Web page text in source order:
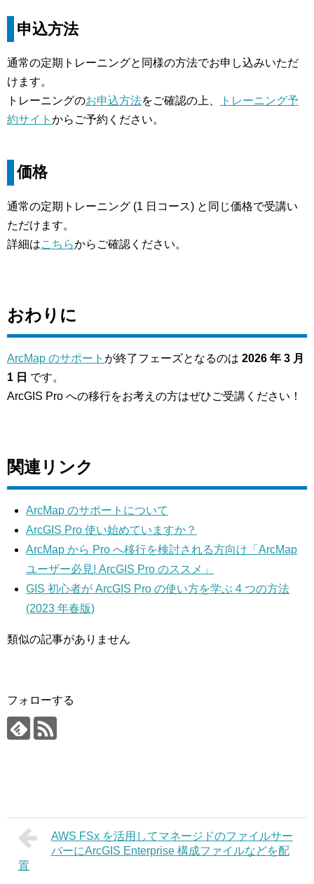
申込方法
通常の定期トレーニングと同様の方法でお申し込みいただ
けます。
トレーニングのお申込方法をご確認の上、
トレーニング予
約サイト からご予約ください。
価格
通常の定期トレーニング (1 日コース) と同じ価格で受講い
ただけます。
詳細はこちらからご確認ください。
おわりに
ArcMap のサポート が終了フェーズとなるのは 2026 年 3 月
1 日 です。
ArcGIS Pro への移行をお考えの方はぜひご受講ください！
関連リンク
ArcMap のサポートについて
ArcGIS Pro 使い始めていますか？
ArcMap から Pro へ移行を検討される方向け「ArcMap
ユーザー必見! ArcGIS Pro のススメ」
GIS 初心者が ArcGIS Pro の使い方を学ぶ 4 つの方法
(2023 年春版)
類似の記事がありません
フォローする
AWS FSx を活用してマネージドのファイルサー
バーにArcGIS Enterprise 構成ファイルなどを配
置